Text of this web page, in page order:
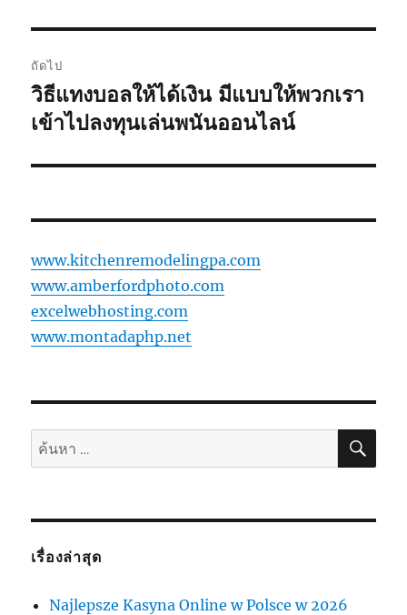
ถัดไป
เรื่อง
ต่อ
วิธีแทงบอลให้ได้เงิน มีแบบให้พวกเรา
เข้าไปลงทุนเล่นพนันออนไลน์
www.kitchenremodelingpa.com
www.amberfordphoto.com
excelwebhosting.com
www.montadaphp.net
ค้นหา: ค้น
เรื่องล่าสุด
Najlepsze Kasyna Online w Polsce w 2026